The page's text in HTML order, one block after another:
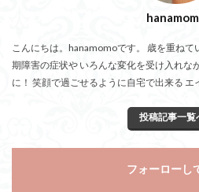
こんにちは。hanamomoです。 歳を重ねて
期障害の症状や いろんな変化を受け入れな
に！ 笑顔で過ごせるように自宅で出来る
投稿記事一覧
フォーローし